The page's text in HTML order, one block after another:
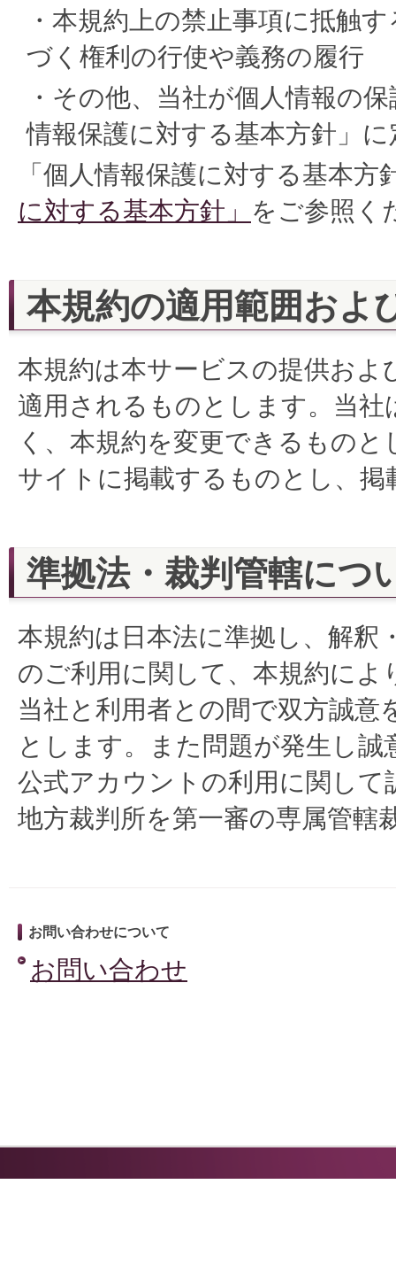
・本規約上の禁止事項に抵触
づく権利の行使や義務の履行
・その他、当社が個人情報の
情報保護に対する基本方針」
「個人情報保護に対する基本
に対する基本方針」 をご参照く
本規約の適用範囲およ
本規約は本サービスの提供お
適用されるものとします。当
く、本規約を変更できるもの
サイトに掲載するものとし、掲
準拠法・裁判管轄につ
本規約は日本法に準拠し、解
のご利用に関して、本規約に
当社と利用者との間で双方誠
とします。また問題が発生し
公式アカウントの利用に関し
地方裁判所を第一審の専属管轄
お問い合わせについて
お問い合わせ